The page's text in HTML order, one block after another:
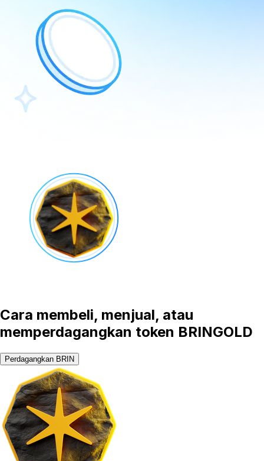
Cara membeli, menjual, atau
memperdagangkan token BRINGOLD
Perdagangkan BRIN